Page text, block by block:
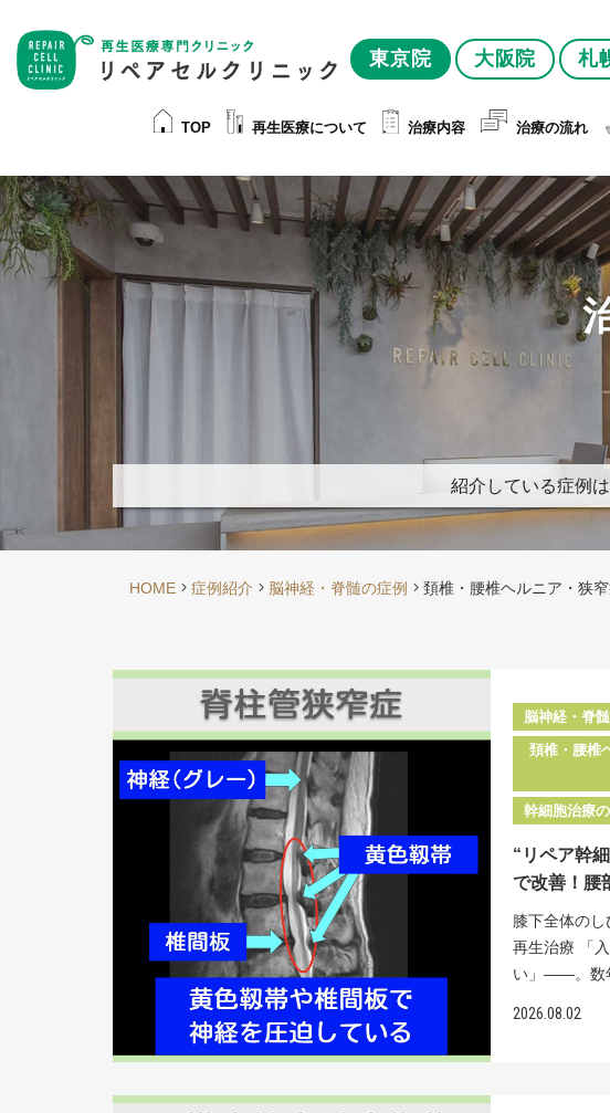
東京院 大阪院 札
TOP 再生医療について 治療内容 治療の流れ
紹介している症例
HOME 症例紹介 脳神経・脊髄の症例 頚椎・腰椎ヘルニア・狭
脳神経・脊
頚椎・腰椎
幹細胞治療
“リペア幹
で改善！腰
膝下全体の
再生治療 「
い」——。数
2026.08.02